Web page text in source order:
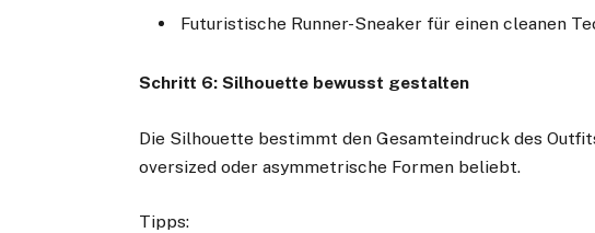
Futuristische Runner-Sneaker für einen cleanen
Schritt 6: Silhouette bewusst gestalten
Die Silhouette bestimmt den Gesamteindruck des
oversized oder asymmetrische Formen beliebt.
Tipps: